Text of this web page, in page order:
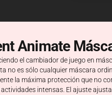
Animate
el cambiador de juego en
no es sólo cualquier máscara
la máxima protección que no
intensas. El ajuste